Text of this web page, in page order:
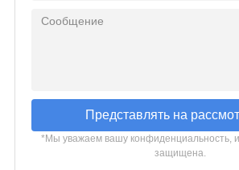
Представлять на
*Мы уважаем вашу конфиденциальность,
защищена.